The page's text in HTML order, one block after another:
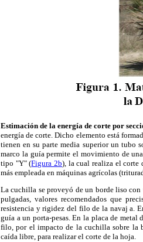
Estimación de la energía de corte por
energía de corte. Dicho elemento está
tienen en su parte media superior un tubo
marco la guía permite el movimiento de
tipo "Y" (Figura 2b), la cual realiza el corte
más empleada en máquinas agrícolas
La cuchilla se proveyó de un borde liso
pulgadas, valores recomendados que
resistencia y rigidez del filo de la navaj a.
guía a un porta-pesas. En la placa de metal
filo, por el impacto de la cuchilla sobre la
caída libre, para realizar el corte de la hoja.